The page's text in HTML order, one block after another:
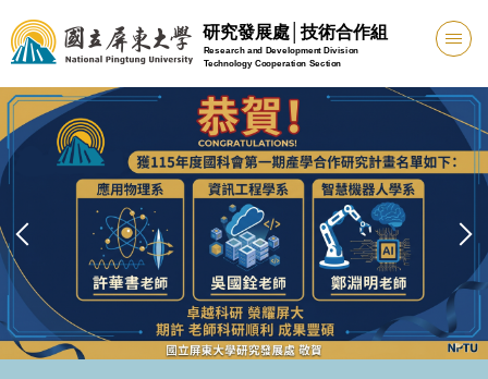
跳
到
主
要
內
容
研究發展處│技術合作組
Research and Development Division
Technology Cooperation Section